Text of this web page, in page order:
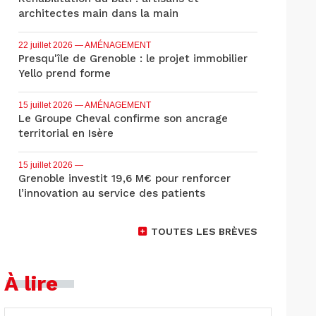
architectes main dans la main
22 juillet 2026 — AMÉNAGEMENT
Presqu'île de Grenoble : le projet immobilier
Yello prend forme
15 juillet 2026 — AMÉNAGEMENT
Le Groupe Cheval confirme son ancrage
territorial en Isère
15 juillet 2026 —
Grenoble investit 19,6 M€ pour renforcer
l’innovation au service des patients
TOUTES LES BRÈVES
À lire